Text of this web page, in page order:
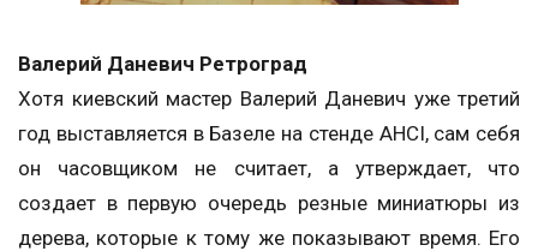
Валерий Даневич Ретроград
Хотя киевский мастер Валерий Даневич уже третий
год выставляется в Базеле на стенде AHCI, сам себя
он часовщиком не считает, а утверждает, что
создает в первую очередь резные миниатюры из
дерева, которые к тому же показывают время. Его